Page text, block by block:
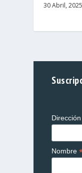
30 Abril, 2025
Nombre